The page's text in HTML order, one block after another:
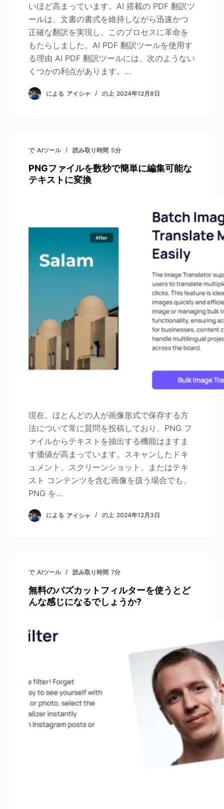
いほど高まっています。AI 搭載の PDF 翻訳ツ
ールは、文書の書式を維持しながら迅速かつ
正確な翻訳を実現し、このプロセスに革命を
もたらしました。AI PDF 翻訳ツールを使用す
る理由 AI PDF 翻訳ツールには、次のようない
くつかの利点があります。…
による アイシャ の上 2024年12月8日
で AIツール 読み取り時間 5分
PNGファイルを数秒で簡単に編集可能な
テキストに変換
現在、ほとんどの人が画像形式で保存する方
法について常に質問を投稿しており、PNG フ
ァイルからテキストを抽出する機能はますま
す価値が高まっています。スキャンしたドキ
ュメント、スクリーンショット、またはテキ
スト コンテンツを含む画像を扱う場合でも、
PNG を…
による アイシャ の上 2024年12月3日
で AIツール 読み取り時間 7分
無料のバズカットフィルターを使うとど
んな感じになるでしょうか?